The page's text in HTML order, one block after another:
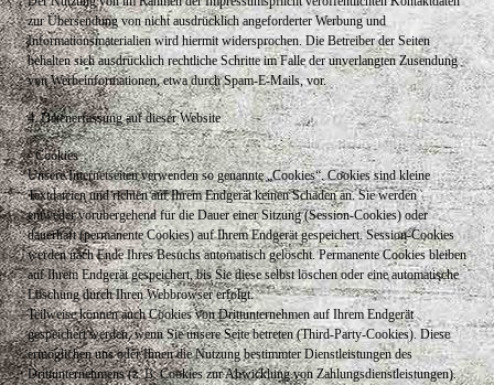
zur Übersendung von nicht ausdrücklich angeforderter Werbung und
Informationsmaterialien wird hiermit widersprochen. Die Betreiber der Seiten
behalten sich ausdrücklich rechtliche Schritte im Falle der unverlangten Zusendung
von Werbeinformationen, etwa durch Spam-E-Mails, vor.
4. Datenerfassung auf dieser Website
- Cookies
Unsere Internetseiten verwenden so genannte „Cookies“. Cookies sind kleine
Textdateien und richten auf Ihrem Endgerät keinen Schaden an. Sie werden
entweder vorübergehend für die Dauer einer Sitzung (Session-Cookies) oder
dauerhaft (permanente Cookies) auf Ihrem Endgerät gespeichert. Session-Cookies
werden nach Ende Ihres Besuchs automatisch gelöscht. Permanente Cookies bleiben
auf Ihrem Endgerät gespeichert, bis Sie diese selbst löschen oder eine automatische
Löschung durch Ihren Webbrowser erfolgt.
Teilweise können auch Cookies von Drittunternehmen auf Ihrem Endgerät
gespeichert werden, wenn Sie unsere Seite betreten (Third-Party-Cookies). Diese
ermöglichen uns oder Ihnen die Nutzung bestimmter Dienstleistungen des
Drittunternehmens (z. B. Cookies zur Abwicklung von Zahlungsdienstleistungen).